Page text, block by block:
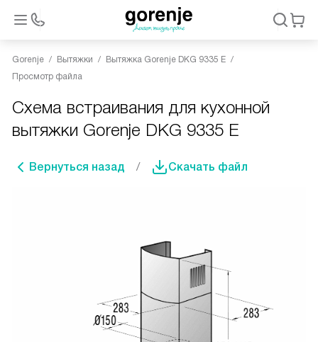
Gorenje Вытяжки
Вытяжка Gorenje DKG 9335 E
Просмотр файла
Схема встраивания для кухонной
вытяжки Gorenje DKG 9335 E
Вернуться назад Скачать файл